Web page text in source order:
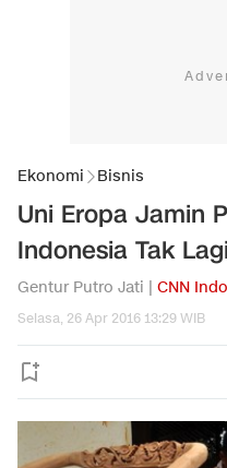
Ekonomi Bisnis
Uni Eropa Jamin
Indonesia Tak
Gentur Putro Jati | CNN
Selasa, 26 Apr 2016 13:29 WIB